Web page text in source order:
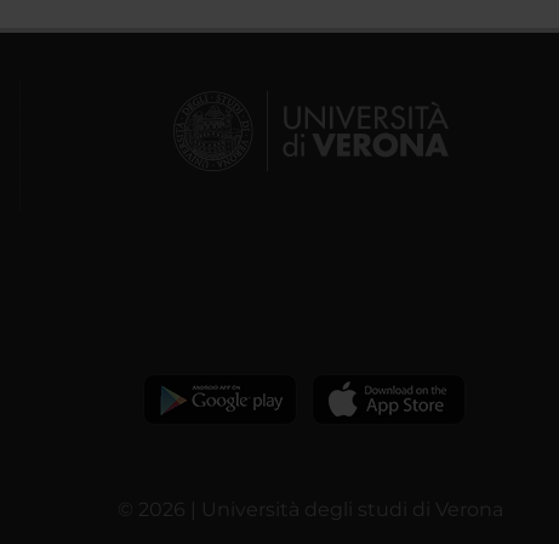
© 2026 | Università degli studi di Verona